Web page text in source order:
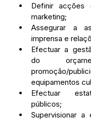
Definir acções
marketing;
Assegurar a
imprensa e
Efectuar a
do
promoção/
equipamentos
Efectuar
públicos;
Supervisionar a